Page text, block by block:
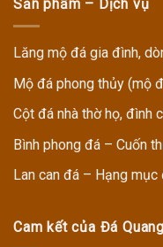
Sản phẩm – Dịch vụ
Lăng mộ đá gia đình,
Mộ đá phong thủy (mộ
Cột đá nhà thờ họ, đình
Bình phong đá – Cuốn
Lan can đá – Hạng mục
Cam kết của Đá